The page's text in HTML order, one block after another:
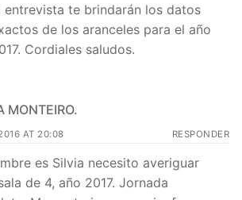
entrevista te brindarán los datos
de los aranceles para el año
Cordiales saludos.
MONTEIRO.
AT 20:08 RESPONDER
es Silvia necesito averiguar
de 4, año 2017. Jornada